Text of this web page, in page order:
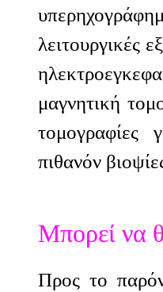
λειτουργικές
μαγνητική
τομογραφίες
πιθανόν
Μπορεί να
Προς το